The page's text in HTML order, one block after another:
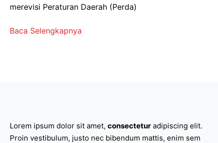
merevisi Peraturan Daerah (Perda)
Baca Selengkapnya
Lorem ipsum dolor sit amet, consectetur adipiscing elit.
Proin vestibulum, justo nec bibendum mattis, enim sem